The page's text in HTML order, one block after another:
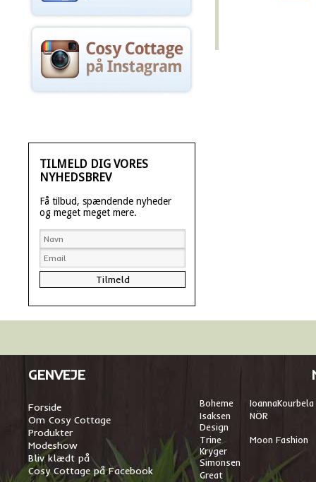
TILMELD DIG VORES
NYHEDSBREV
Få tilbud, spændende nyheder
og meget meget mere.
GENVEJE
Forside
Om Cosy Cottage
Produkter
Modeshow
Bliv klædt på
Cosy Cottage på Facebook
Boheme IoannaKourbela
Isaksen
Design
NÖR
Trine
Kryger
Simonsen
Moon Fashion
Great